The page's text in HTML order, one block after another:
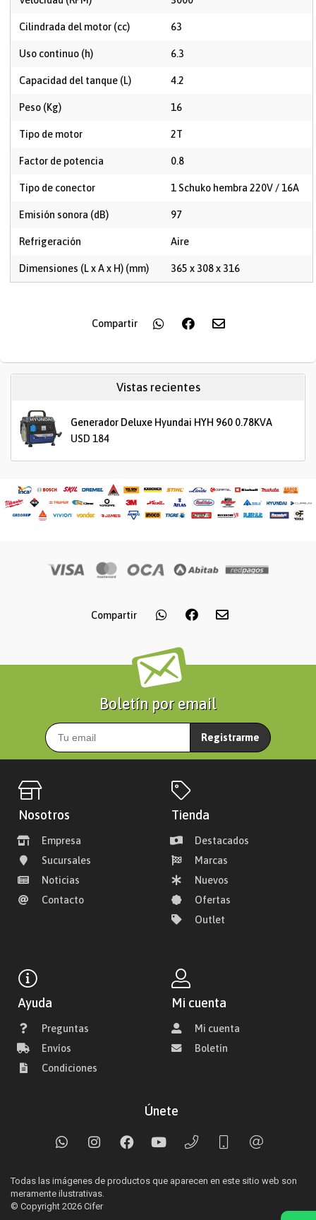
Cilindrada del motor (cc) 63
Uso continuo (h) 6.3
Capacidad del tanque (L) 4.2
Peso (Kg) 16
Tipo de motor 2T
Factor de potencia 0.8
Tipo de conector 1 Schuko hembra 220V / 16A
Emisión sonora (dB) 97
Refrigeración Aire
Dimensiones (L x A x H) (mm) 365 x 308 x 316
Compartir
Vistas recientes
Generador Deluxe Hyundai HYH 960 0.78KVA
USD 184
Compartir
Boletín por email
Registrarme
Nosotros
Empresa
Sucursales
Noticias
Contacto
Tienda
Destacados
Marcas
Nuevos
Ofertas
Outlet
Ayuda
Preguntas
Envíos
Condiciones
Mi cuenta
Mi cuenta
Boletín
Únete
Todas las imágenes de productos que aparecen en este sitio web son
meramente ilustrativas.
© Copyright 2026 Cifer